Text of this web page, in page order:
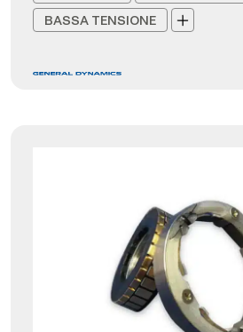
BASSA TENSIONE